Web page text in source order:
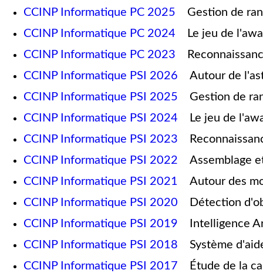
CCINP Informatique PC 2025 Gestion de
CCINP Informatique PC 2024 Le jeu de
CCINP Informatique PC 2023
CCINP Informatique PSI 2026 Autour de
CCINP Informatique PSI 2025 Gestion de
CCINP Informatique PSI 2024 Le jeu de
CCINP Informatique PSI 2023
CCINP Informatique PSI 2022 Assemblage
CCINP Informatique PSI 2021 Autour des
CCINP Informatique PSI 2020 Détection
CCINP Informatique PSI 2019 Intelligence
CCINP Informatique PSI 2018 Système
CCINP Informatique PSI 2017 Étude de la